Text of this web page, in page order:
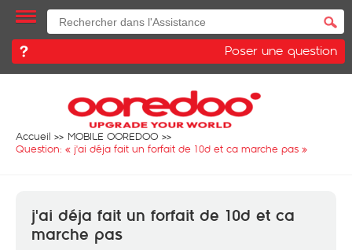
Poser une question
Accueil
MOBILE OOREDOO
Question: « j'ai déja fait un forfait de 10d et ca marche pas »
j'ai déja fait un forfait de 10d et ca
marche pas